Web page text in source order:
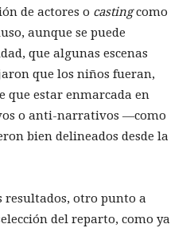
de actores o castingcomo
aunque se puede
que algunas escenas
que los niños fueran,
que estar enmarcada en
o anti-narrativos —como
bien delineados desde la
resultados, otro punto a
del reparto, como ya